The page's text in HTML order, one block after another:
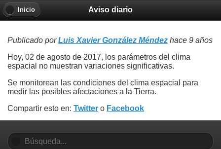
Aviso diario
Inicio
Publicado porLuis Xavier González Méndez hace 9 años
Hoy, 02 de agosto de 2017, los parámetros del clima
espacial no muestran variaciones significativas.
Se monitorean las condiciones del clima espacial para
medir las posibles afectaciones a la Tierra.
Compartir esto en: Twitter o Facebook